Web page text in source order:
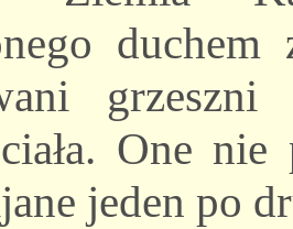
One
jeden po